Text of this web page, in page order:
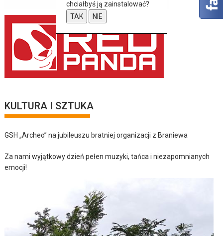
KULTURA I SZTUKA
GSH „Archeo” na jubileuszu bratniej organizacji z Braniewa
Za nami wyjątkowy dzień pełen muzyki, tańca i niezapomnianych
emocji!
chciałbyś ją zainstalować?
TAK
NIE